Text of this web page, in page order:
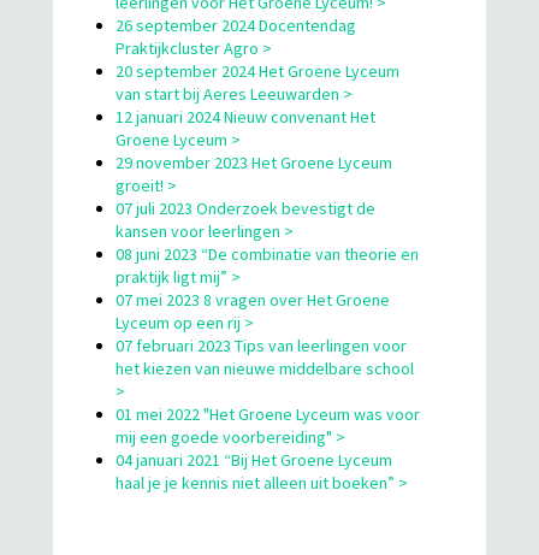
26 september 2024 Docentendag
Praktijkcluster Agro >
20 september 2024 Het Groene Lyceum
van start bij Aeres Leeuwarden >
12 januari 2024 Nieuw convenant Het
Groene Lyceum >
29 november 2023 Het Groene Lyceum
groeit! >
07 juli 2023 Onderzoek bevestigt de
kansen voor leerlingen >
08 juni 2023 “De combinatie van theorie en
praktijk ligt mij” >
07 mei 2023 8 vragen over Het Groene
Lyceum op een rij >
07 februari 2023 Tips van leerlingen voor
het kiezen van nieuwe middelbare school
>
01 mei 2022 "Het Groene Lyceum was voor
mij een goede voorbereiding" >
04 januari 2021 “Bij Het Groene Lyceum
haal je je kennis niet alleen uit boeken” >